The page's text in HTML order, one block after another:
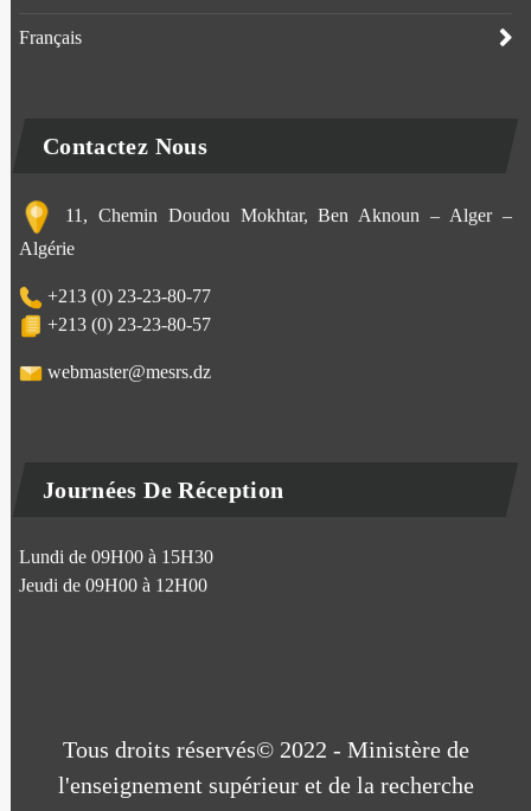
Français
Contactez Nous
11, Chemin Doudou Mokhtar, Ben Aknoun – Alger –
Algérie
+213 (0) 23-23-80-77
+213 (0) 23-23-80-57
webmaster@mesrs.dz
Journées De Réception
Lundi de 09H00 à 15H30
Jeudi de 09H00 à 12H00
Tous droits réservés© 2022 - Ministère de
l'enseignement supérieur et de la recherche